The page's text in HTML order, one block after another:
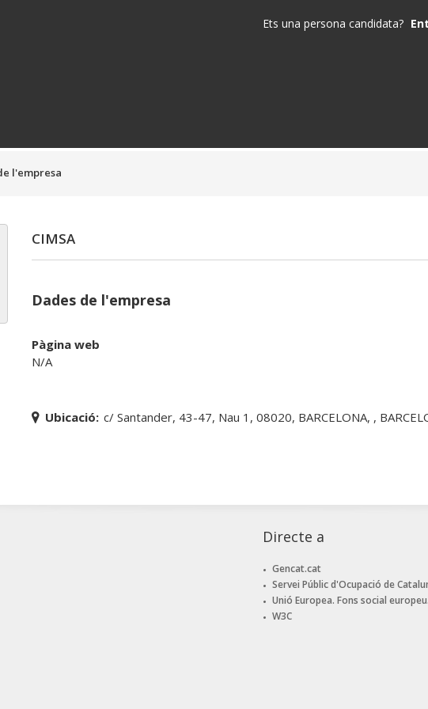
Ets una persona candidata?
l'empresa
CIMSA
Dades de l'empresa
Pàgina web
N/A
Ubicació: c/ Santander, 43-47, Nau 1, 08020, BARCELONA, ,
Directe a
Gencat.cat
Servei Públic d'Ocupació de
Unió Europea. Fons social europeu.
W3C